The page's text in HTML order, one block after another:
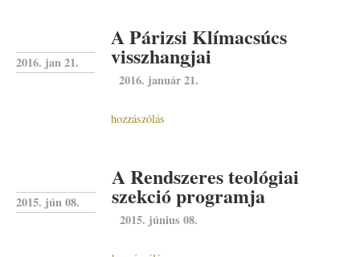
2016. jan 21.
A Párizsi Klímacsúcs
visszhangjai
2016. január 21.
hozzászólás
2015. jún 08.
A Rendszeres teológiai
szekció programja
2015. június 08.